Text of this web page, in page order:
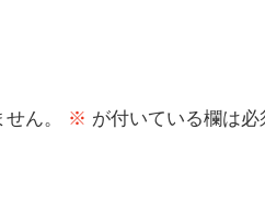
ん。 ※ が付いている欄は必